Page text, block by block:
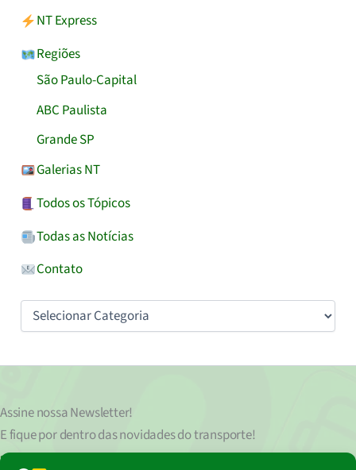
NT Express
Regiões
São Paulo-Capital
ABC Paulista
Grande SP
Galerias NT
Todos os Tópicos
Todas as Notícias
Contato
Assine nossaNewsletter!
E fique por dentro das novidades do transporte!
Seu endereço de e-mail